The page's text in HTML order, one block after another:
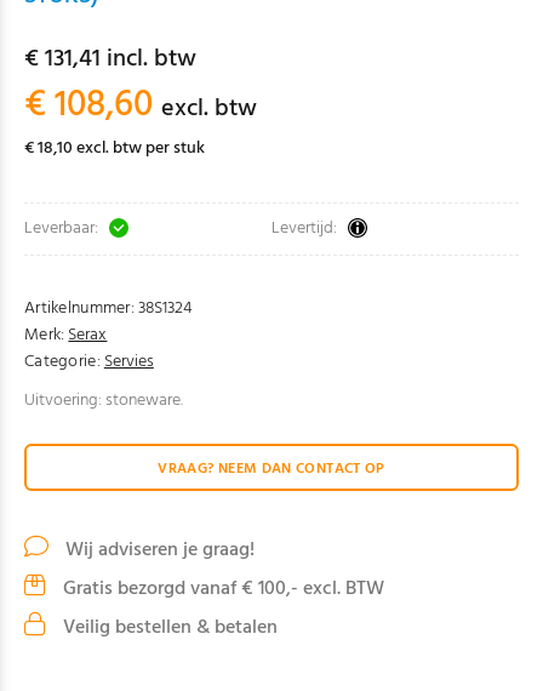
€ 131,41 incl. btw
€ 108,60 excl. btw
€ 18,10 excl. btw per stuk
Leverbaar: Levertijd:
Artikelnummer:38S1324
Merk:Serax
Categorie:Servies
Uitvoering: stoneware.
VRAAG? NEEM DAN CONTACT OP
Wij adviseren je graag!
Gratis bezorgd vanaf € 100,- excl. BTW
Veilig bestellen & betalen